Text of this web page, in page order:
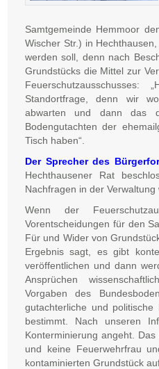
Samtgemeinde Hemmoor
Wischer Str.) in
werden soll, denn nach
Grundstücks die Mittel zur
Standortfrage, denn wir
abwarten und dann das
Bodengutachten der
Tisch haben“.
Der Sprecher des
Hechthausener Rat
Nachfragen in der
Wenn der
Vorentscheidungen für den
Für und Wider von
Ergebnis sagt, es gibt
veröffentlichen und dann
Ansprüchen
Vorgaben des
gutachterliche und
bestimmt. Nach unseren
Konterminierung angeht.
und keine Feuerwehrfrau
kontaminierten Grundstück